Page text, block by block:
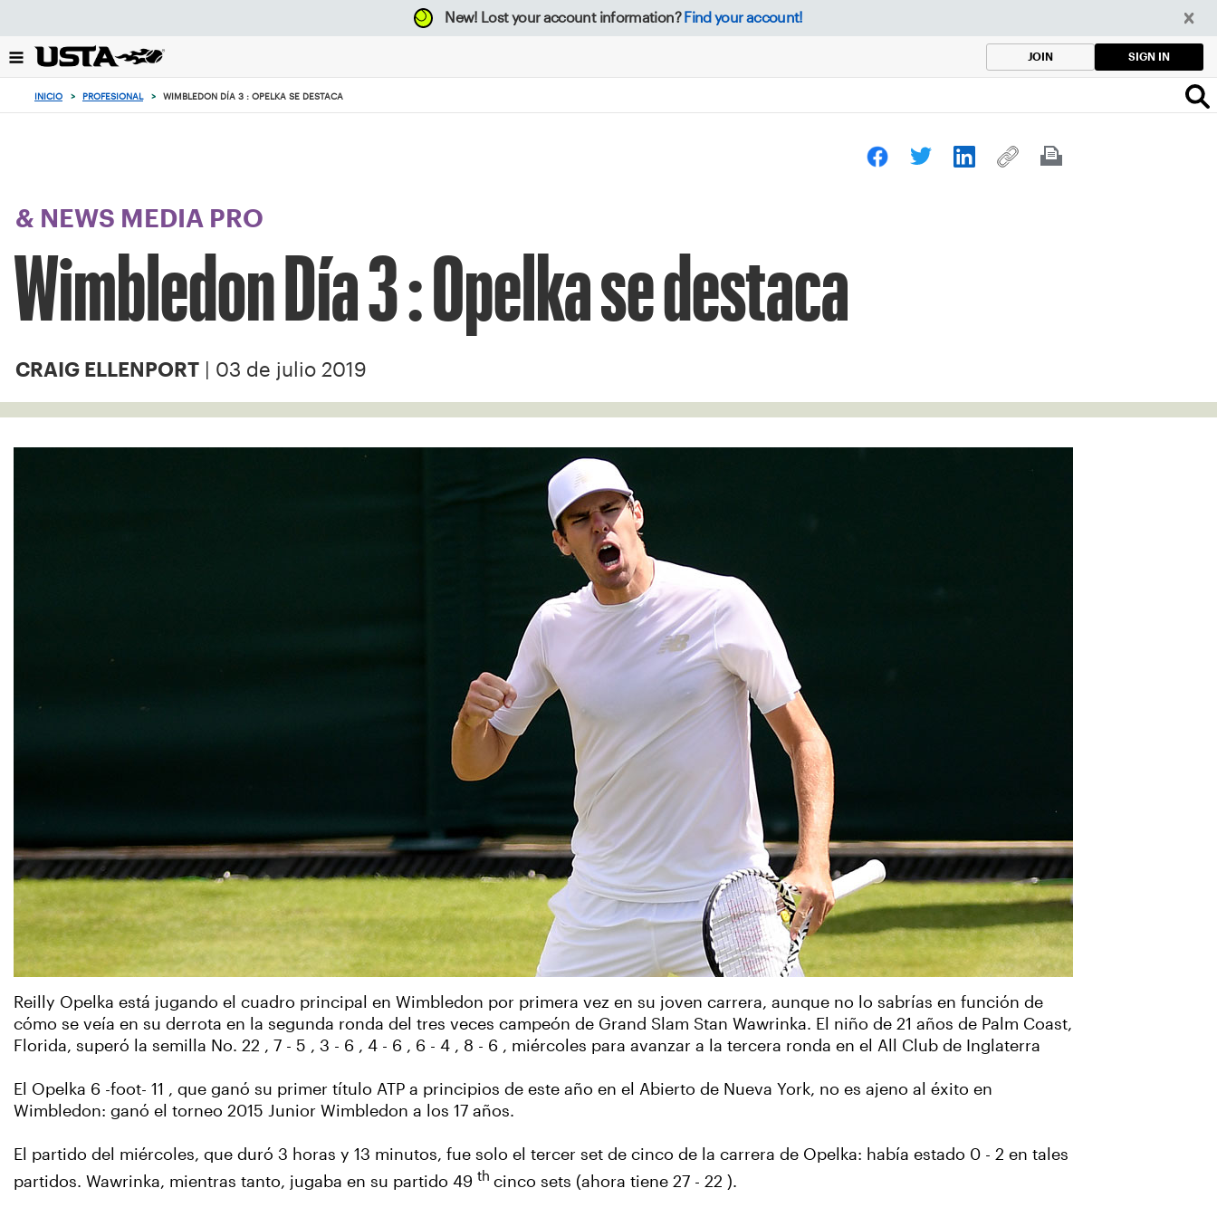
el
botón
New! Lost your account information? Find your account!
JOIN SIGN IN
INICIO > PROFESIONAL > WIMBLEDON DÍA 3 : OPELKA SE DESTACA
& NEWS MEDIA PRO
Wimbledon Día 3 : Opelka se destaca
CRAIG ELLENPORT | 03 de julio 2019
Reilly Opelka está jugando el cuadro principal en Wimbledon por primera vez en su joven carrera, aunque no lo sabrías en función de
cómo se veía en su derrota en la segunda ronda del tres veces campeón de Grand Slam Stan Wawrinka. El niño de 21 años de Palm Coast,
Florida, superó la semilla No. 22 , 7 - 5 , 3 - 6 , 4 - 6 , 6 - 4 , 8 - 6 , miércoles para avanzar a la tercera ronda en el All Club de Inglaterra
El Opelka 6 -foot- 11 , que ganó su primer título ATP a principios de este año en el Abierto de Nueva York, no es ajeno al éxito en
Wimbledon: ganó el torneo 2015 Junior Wimbledon a los 17 años.
El partido del miércoles, que duró 3 horas y 13 minutos, fue solo el tercer set de cinco de la carrera de Opelka: había estado 0 - 2 en tales
partidos. Wawrinka, mientras tanto, jugaba en su partido 49 th cinco sets (ahora tiene 27 - 22 ).